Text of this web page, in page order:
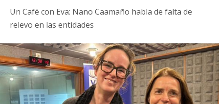
Un Café con Eva: Nano Caamaño habla de falta de
relevo en las entidades